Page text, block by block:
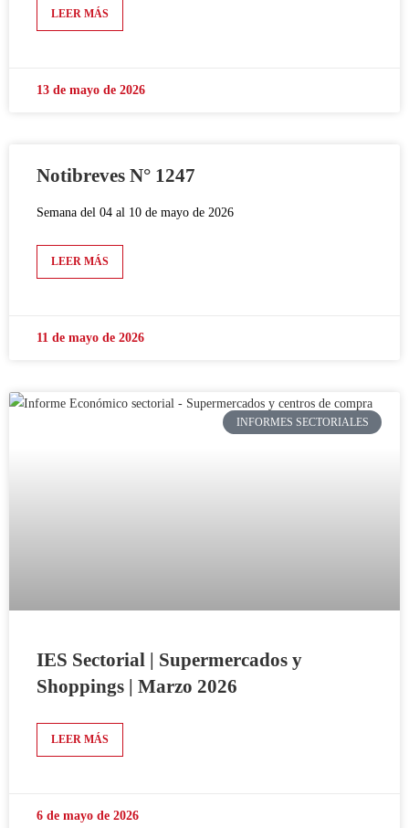
LEER MÁS
13 de mayo de 2026
Notibreves N° 1247
Semana del 04 al 10 de mayo de 2026
LEER MÁS
11 de mayo de 2026
INFORMES SECTORIALES
IES Sectorial | Supermercados y
Shoppings | Marzo 2026
LEER MÁS
6 de mayo de 2026